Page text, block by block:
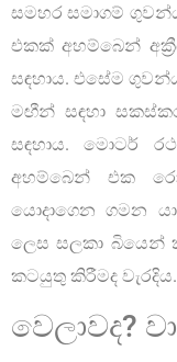
සමහර සමාගම්
එකක් අහම්බෙන්
සඳහාය. එසේම
මඟීන් සඳහා
සඳහාය. මොටර්
අහම්බෙන් එක
යොදාගෙන ගමන
ලෙස සලකා
කටයුතු කිරීමද වැරදිය.
වෙලාවද?